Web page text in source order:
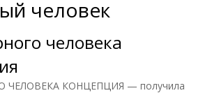
человек
человека
КОНЦЕПЦИЯ — получила